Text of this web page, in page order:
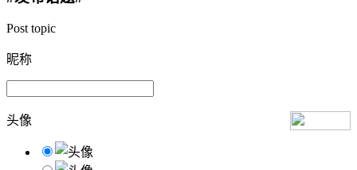
Post topic
昵称
头像